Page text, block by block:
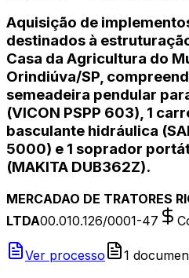
Aquisição de
destinados à
Casa da Agricultura do
Orindiúva/SP,
semeadeira pendular
(VICON PSPP 603), 1
basculante hidráulica
5000) e 1 soprador
(MAKITA DUB362Z).
MERCADAO DE TRATORES
LTDA00.010.126/0001-47
Ver processo 1